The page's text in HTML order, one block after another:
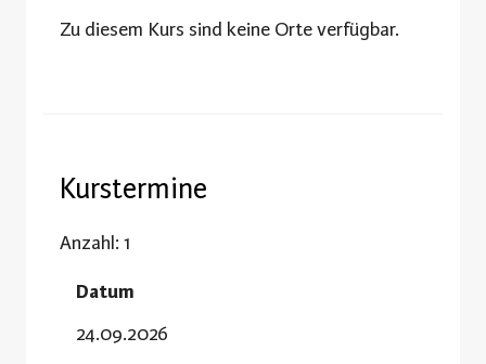
Zu diesem Kurs sind keine Orte verfügbar.
Kurstermine
Anzahl: 1
Datum
24.09.2026